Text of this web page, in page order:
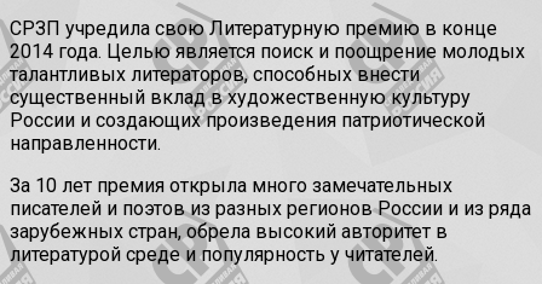
СРЗП учредила свою Литературную премию в конце
2014 года. Целью является поиск и поощрение молодых
талантливых литераторов, способных внести
существенный вклад в художественную культуру
России и создающих произведения патриотической
направленности.
За 10 лет премия открыла много замечательных
писателей и поэтов из разных регионов России и из ряда
зарубежных стран, обрела высокий авторитет в
литературой среде и популярность у читателей.